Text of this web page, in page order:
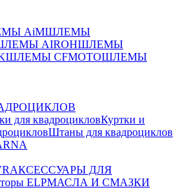
AiMШЛЕМЫ
AIROHШЛЕМЫ
ШЛЕМЫ CFMOTOШЛЕМЫ
для квадроцикловКуртки и
Штаны для квадроциклов
АКСЕССУАРЫ ДЛЯ
ELPМАСЛА И СМАЗКИ